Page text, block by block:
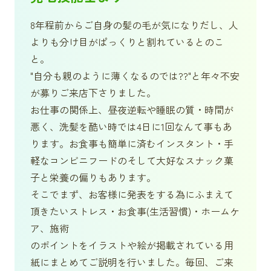
8年程前からご自身の髪の毛が気になりだし、人
よりも分け目がぱっくりと割れているとのこ
と。
"自分も親のように薄くなるのでは??"と年々不安
が募りご来店下さりました。
お仕事の関係上、昼夜逆転や睡眠の質・時間が
悪く、洗髪を酷い時では4日に1回なんて事もあ
ります。お食事も簡単に済むインスタント・手
軽なコンビニフードのそして大好なスナック菓
子と栄養の偏りもあります。
そこでまず、お客様に発表をする為にふまえて
頂きたいストレス・お食事(生活習慣)・ホームケ
ア、施術
のポイントをイラストや絵が掲載されている用
紙にまとめてご説明を行いました。毎回、ご来